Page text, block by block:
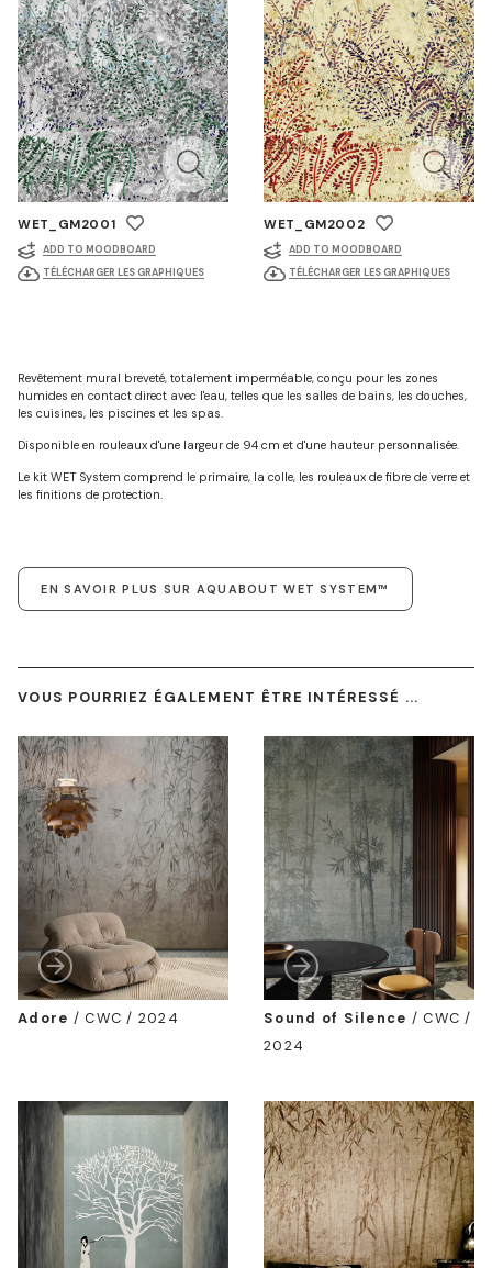
WET_GM2001
ADD TO MOODBOARD
TÉLÉCHARGER LES GRAPHIQUES
WET_GM2002
ADD TO MOODBOARD
TÉLÉCHARGER LES GRAPHIQUES
Revêtement mural breveté, totalement imperméable, conçu pour les zones
humides en contact direct avec l'eau, telles que les salles de bains, les douches,
les cuisines, les piscines et les spas.
Disponible en rouleaux d'une largeur de 94 cm et d'une hauteur personnalisée.
Le kit WET System comprend le primaire, la colle, les rouleaux de fibre de verre et
les finitions de protection.
EN SAVOIR PLUS SUR AQUABOUT WET SYSTEM™
VOUS POURRIEZ ÉGALEMENT ÊTRE INTÉRESSÉ ...
Adore /CWC / 2024 Sound of Silence /CWC /
2024